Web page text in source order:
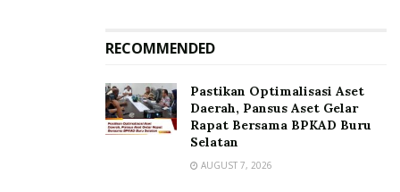
RECOMMENDED
Pastikan Optimalisasi Aset
Daerah, Pansus Aset Gelar
Rapat Bersama BPKAD Buru
Selatan
AUGUST 7, 2026